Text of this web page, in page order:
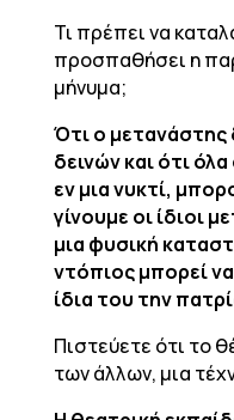
Τι πρέπει να
προσπαθήσει η
μήνυμα;
Ότι ο μετανάστης
δεινών και ότι
εν μια νυκτί,
γίνουμε οι ίδιοι
μια φυσική
ντόπιος μπορεί
ίδια του την
Πιστεύετε ότι το
των άλλων, μια